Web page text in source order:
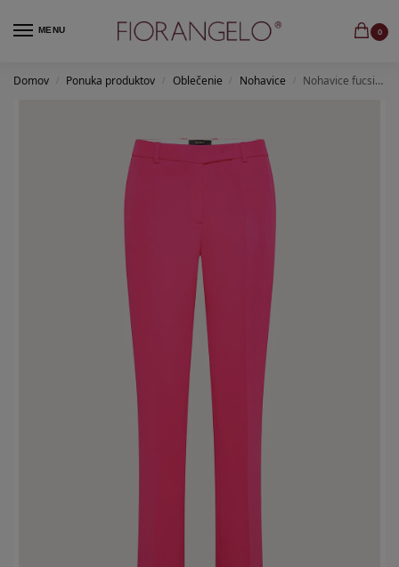
MENU 0
Domov Ponuka produktov Oblečenie Nohavice Nohavice fucsia unito tecnico bielastico